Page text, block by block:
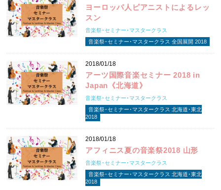
ヨーロッパ人ピアニストによるレッ
スン
音楽祭･セミナー･マスタークラス
音楽祭･セミナー･マスタークラス 全国展開 2018
2018/01/18
アーツ国際音楽セミナー 2018 in
Japan《北海道》
音楽祭･セミナー･マスタークラス
音楽祭･セミナー･マスタークラス 北海道･東北
2018
2018/01/18
アフィニス夏の音楽祭2018 山形
音楽祭･セミナー･マスタークラス
音楽祭･セミナー･マスタークラス 北海道･東北
2018